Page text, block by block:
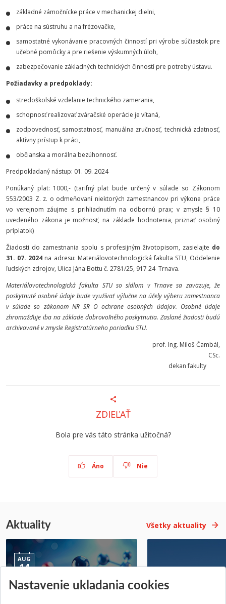
základné zámočnícke práce v mechanickej dielni,
práce na sústruhu a na frézovačke,
samostatné vykonávanie pracovných činností pri výrobe súčiastok pre
učebné pomôcky a pre riešenie výskumných úloh,
zabezpečovanie základných technických činností pre potreby ústavu.
Požiadavky a predpoklady:
stredoškolské vzdelanie technického zamerania,
schopnosť realizovať zváračské operácie je vítaná,
zodpovednosť, samostatnosť, manuálna zručnosť, technická zdatnosť,
aktívny prístup k práci,
občianska a morálna bezúhonnosť.
Predpokladaný nástup: 01. 09. 2024
Ponúkaný plat: 1000,- (tarifný plat bude určený v súlade so Zákonom
553/2003 Z. z. o odmeňovaní niektorých zamestnancov pri výkone práce
vo verejnom záujme s prihliadnutím na odbornú prax; v zmysle § 10
uvedeného zákona je možnosť, na základe hodnotenia, priznať osobný
príplatok)
Žiadosti do zamestnania spolu s profesijným životopisom, zasielajte do
31. 07. 2024 na adresu: Materiálovotechnologická fakulta STU, Oddelenie
ľudských zdrojov, Ulica Jána Bottu č. 2781/25, 917 24 Trnava.
Materiálovotechnologická fakulta STU so sídlom v Trnave sa zaväzuje, že
poskytnuté osobné údaje bude využívať výlučne na účely výberu zamestnanca
v súlade so zákonom NR SR O ochrane osobných údajov. Osobné údaje
zhromažďuje iba na základe dobrovoľného poskytnutia. Zaslané žiadosti budú
archivované v zmysle Registratúrneho poriadku STU.
prof. Ing. Miloš Čambál,
CSc.
dekan fakulty
ZDIEĽAŤ
Bola pre vás táto stránka užitočná?
Áno Nie
Aktuality Všetky aktuality
AUG
14
Jednodňová letná škola na
Letná prevádzka
Nastavenie ukladania cookies